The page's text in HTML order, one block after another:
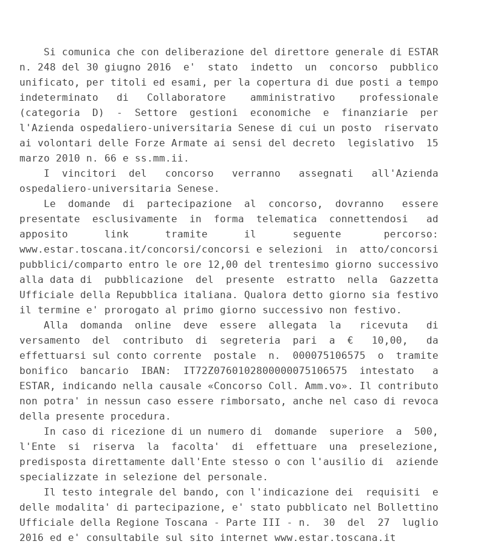
    Si comunica che con deliberazione del direttore generale di ESTAR
n. 248 del 30 giugno 2016  e'  stato  indetto  un  concorso  pubblico
unificato, per titoli ed esami, per la copertura di due posti a tempo
indeterminato   di   Collaboratore    amministrativo    professionale
(categoria  D)  -  Settore  gestioni  economiche  e  finanziarie  per
l'Azienda ospedaliero-universitaria Senese di cui un posto  riservato
ai volontari delle Forze Armate ai sensi del decreto  legislativo  15
marzo 2010 n. 66 e ss.mm.ii.
    I  vincitori  del   concorso   verranno   assegnati   all'Azienda
ospedaliero-universitaria Senese.
    Le  domande  di  partecipazione  al  concorso,  dovranno   essere
presentate  esclusivamente  in  forma  telematica  connettendosi   ad
apposito      link      tramite      il      seguente       percorso:
www.estar.toscana.it/concorsi/concorsi e selezioni  in  atto/concorsi
pubblici/comparto entro le ore 12,00 del trentesimo giorno successivo
alla data di  pubblicazione  del  presente  estratto  nella  Gazzetta
Ufficiale della Repubblica italiana. Qualora detto giorno sia festivo
il termine e' prorogato al primo giorno successivo non festivo.
    Alla  domanda  online  deve  essere  allegata  la   ricevuta   di
versamento  del  contributo  di  segreteria  pari  a  €   10,00,   da
effettuarsi sul conto corrente  postale  n.  000075106575  o  tramite
bonifico  bancario  IBAN:  IT72Z0760102800000075106575  intestato   a
ESTAR, indicando nella causale «Concorso Coll. Amm.vo». Il contributo
non potra' in nessun caso essere rimborsato, anche nel caso di revoca
della presente procedura.
    In caso di ricezione di un numero di  domande  superiore  a  500,
l'Ente  si  riserva  la  facolta'  di  effettuare  una  preselezione,
predisposta direttamente dall'Ente stesso o con l'ausilio di  aziende
specializzate in selezione del personale.
    Il testo integrale del bando, con l'indicazione dei  requisiti  e
delle modalita' di partecipazione, e' stato pubblicato nel Bollettino
Ufficiale della Regione Toscana - Parte III - n.  30  del  27  luglio
2016 ed e' consultabile sul sito internet www.estar.toscana.it